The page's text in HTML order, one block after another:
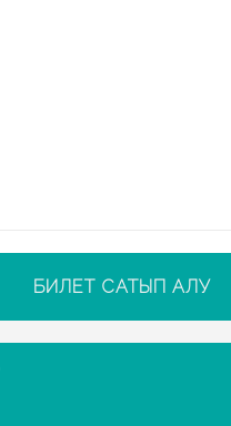
БИЛЕТ САТЫП АЛУ